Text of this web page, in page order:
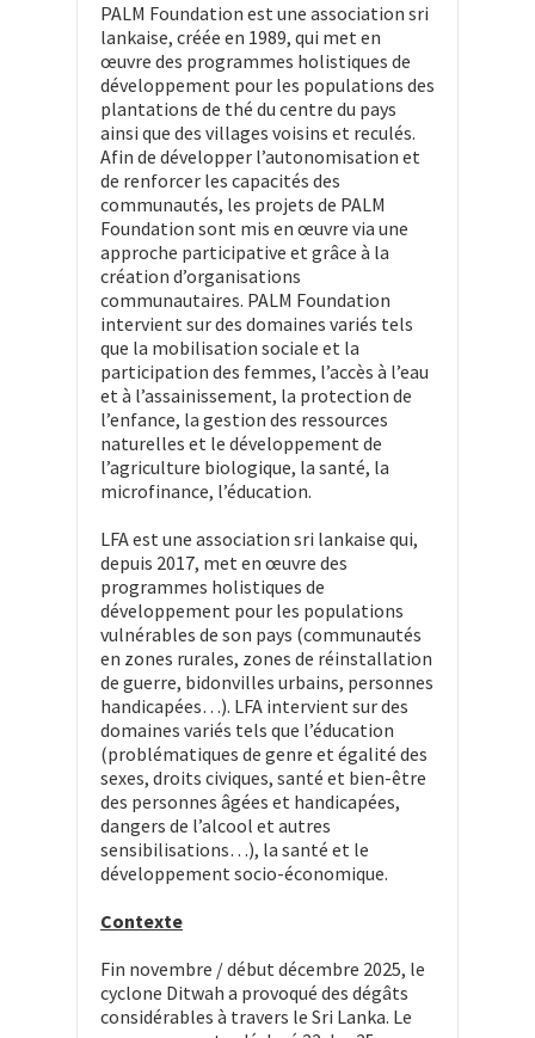
PALM Foundation est une association sri
lankaise, créée en 1989, qui met en
œuvre des programmes holistiques de
développement pour les populations des
plantations de thé du centre du pays
ainsi que des villages voisins et reculés.
Afin de développer l’autonomisation et
de renforcer les capacités des
communautés, les projets de PALM
Foundation sont mis en œuvre via une
approche participative et grâce à la
création d’organisations
communautaires. PALM Foundation
intervient sur des domaines variés tels
que la mobilisation sociale et la
participation des femmes, l’accès à l’eau
et à l’assainissement, la protection de
l’enfance, la gestion des ressources
naturelles et le développement de
l’agriculture biologique, la santé, la
microfinance, l’éducation.
LFA est une association sri lankaise qui,
depuis 2017, met en œuvre des
programmes holistiques de
développement pour les populations
vulnérables de son pays (communautés
en zones rurales, zones de réinstallation
de guerre, bidonvilles urbains, personnes
handicapées…). LFA intervient sur des
domaines variés tels que l’éducation
(problématiques de genre et égalité des
sexes, droits civiques, santé et bien-être
des personnes âgées et handicapées,
dangers de l’alcool et autres
sensibilisations…), la santé et le
développement socio-économique.
Contexte
Fin novembre / début décembre 2025, le
cyclone Ditwah a provoqué des dégâts
considérables à travers le Sri Lanka. Le